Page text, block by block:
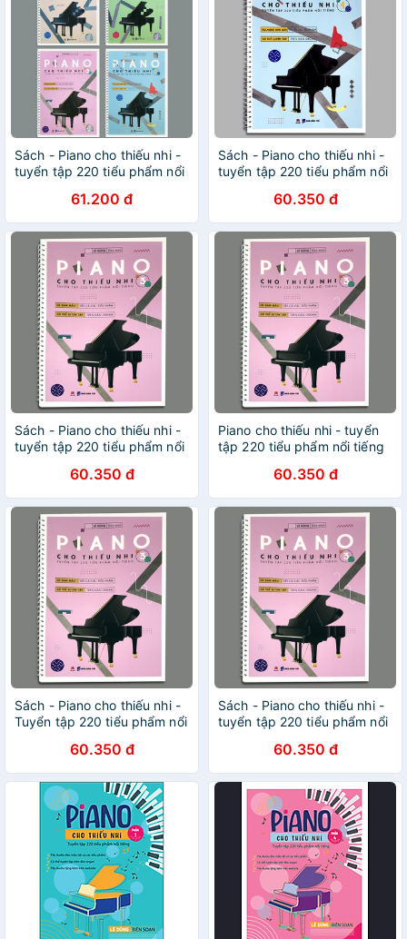
Sách - Piano cho thiếu nhi -
tuyển tập 220 tiểu phẩm nổi
61.200 đ
Sách - Piano cho thiếu nhi -
tuyển tập 220 tiểu phẩm nổi
60.350 đ
Sách - Piano cho thiếu nhi -
tuyển tập 220 tiểu phẩm nổi
60.350 đ
Piano cho thiếu nhi - tuyển
tập 220 tiểu phẩm nổi tiếng
60.350 đ
Sách - Piano cho thiếu nhi -
Tuyển tập 220 tiểu phẩm nổi
60.350 đ
Sách - Piano cho thiếu nhi -
tuyển tập 220 tiểu phẩm nổi
60.350 đ